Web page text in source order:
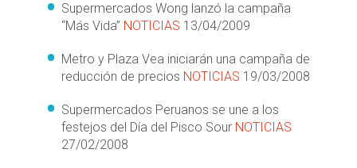
Supermercados Wong lanzó la campaña
“Más Vida” NOTICIAS 13/04/2009
Metro y Plaza Vea iniciarán una campaña de
reducción de precios NOTICIAS 19/03/2008
Supermercados Peruanos se une a los
festejos del Día del Pisco Sour NOTICIAS
27/02/2008